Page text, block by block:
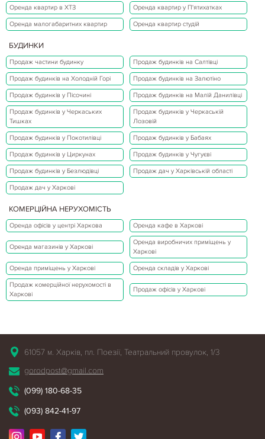
Оренда квартир в ХТЗ Оренда квартир у П'ятихатках
Оренда малогабаритних квартир Оренда квартир студій
БУДИНКИ
Продаж частини будинку Продаж будинків на Салтівці
Продаж будинків на Холодній Горі Продаж будинків на Залютіно
Продаж будинків у Пісочині Продаж будинків на Малій Данилівці
Продаж будинків у Черкаських
Тишках
Продаж будинків у Черкаській
Лозовій
Продаж будинків у Покотилівці Продаж будинків у Бабаях
Продаж будинків у Циркунах Продаж будинків у Чугуєві
Продаж будинків у Безлюдівці Продаж дач у Харківській області
Продаж дач у Харкові
КОМЕРЦІЙНА НЕРУХОМІСТЬ
Оренда офісів у центрі Харкова Оренда кафе в Харкові
Оренда магазинів у Харкові
Оренда виробничих приміщень у
Харкові
Оренда приміщень у Харкові Оренда складів у Харкові
Продаж комерційної нерухомості в
Харкові
Продаж офісів у Харкові
61057 м. Харків, пл. Поезії, Театральний провулок, 1/3
gorodpost@gmail.com
(099) 180-68-35
(093) 842-41-97